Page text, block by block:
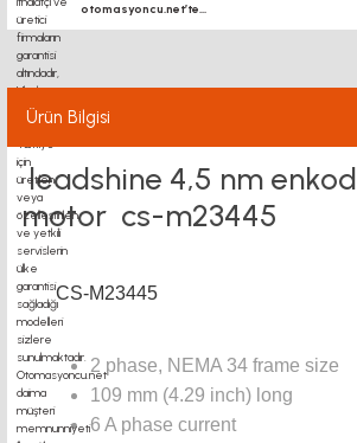
otomasyoncu.net’te...
Ürün Bilgisi
leadshine 4,5 nm
motor cs-m23445
CS-M23445
2 phase, NEMA 34 frame size
109 mm (4.29 inch) long
6 A phase current